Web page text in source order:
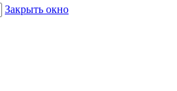
Закрыть окно